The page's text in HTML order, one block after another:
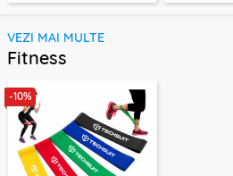
VEZI MAI MULTE
Fitness
-10%